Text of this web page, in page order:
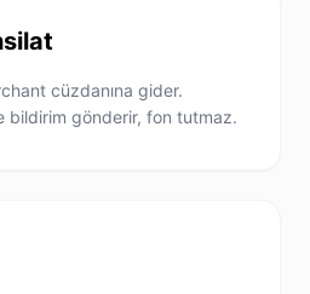
cüzdanına gider.
bildirim gönderir, fon tutmaz.